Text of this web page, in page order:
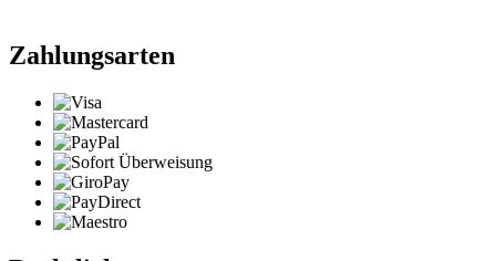
Zahlungsarten